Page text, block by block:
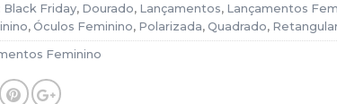
Black Friday, Dourado, Lançamentos, Lançamentos
, Óculos Feminino, Polarizada, Quadrado,
Feminino